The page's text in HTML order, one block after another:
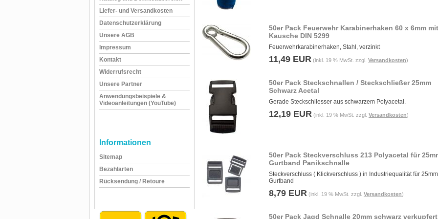
Liefer- und Versandkosten
Datenschutzerklärung
Unsere AGB
Impressum
Kontakt
Widerrufsrecht
Unsere Partner
Anwendungsbeispiele &
Videoanleitungen (YouTube)
Informationen
Sitemap
Bezahlarten
Rücksendung / Retoure
50er Pack Feuerwehr Karabinerhaken 60 x 6mm mit
Kausche DIN 5299
Feuerwehrkarabinerhaken, Stahl, verzinkt
11,49 EUR (inkl. 19 % MwSt. zzgl. Versandkosten)
50er Pack Steckschnallen / Steckschließer 25mm
Schwarz Acetal
Gerade Steckschliesser aus schwarzem Polyacetal.
12,19 EUR (inkl. 19 % MwSt. zzgl. Versandkosten)
50er Pack Steckverschluss 213 Polyacetal für
Gurtband Panikschnalle
Steckverschluss ( Klickverschluss ) in Industriequalität für 25mm
Gurtband
8,79 EUR (inkl. 19 % MwSt. zzgl. Versandkosten)
50er Pack Jagd Schnalle 20mm schwarz